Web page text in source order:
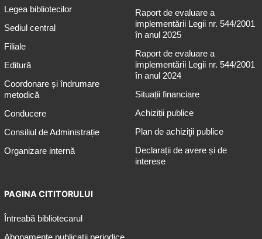
Legea bibliotecilor
Sediul central
Filiale
Editură
Coordonare și îndrumare
metodică
Conducere
Consiliul de Administrație
Organizare internă
Raport de evaluare a
implementării Legii nr. 544/2001
în anul 2025
Raport de evaluare a
implementării Legii nr. 544/2001
în anul 2024
Situații financiare
Achiziții publice
Plan de achiziţii publice
Declarații de avere și de
interese
PAGINA CITITORULUI
Întreabă bibliotecarul